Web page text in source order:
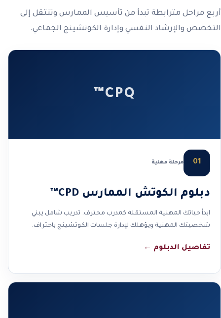
أربع مراحل مترابطة تبدأ من تأسيس الممارس وتنتقل إلى
التخصص والإرشاد النفسي وإدارة الكوتشينج الجماعي.
CPQ™
01 مرحلة مهنية
دبلوم الكوتش الممارس CPD™
ابدأ حياتك المهنية المستقلة كمدرب محترف. تدريب شامل يبني
شخصيتك المهنية ويؤهلك لإدارة جلسات الكوتشينج باحتراف.
تفاصيل الدبلوم ←